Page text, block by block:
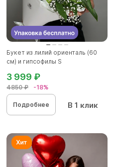
Букет из лилий ориенталь (60
см) и гипсофилы S
4850 ₽ -18%
3 999 ₽
Подробнее В 1 клик